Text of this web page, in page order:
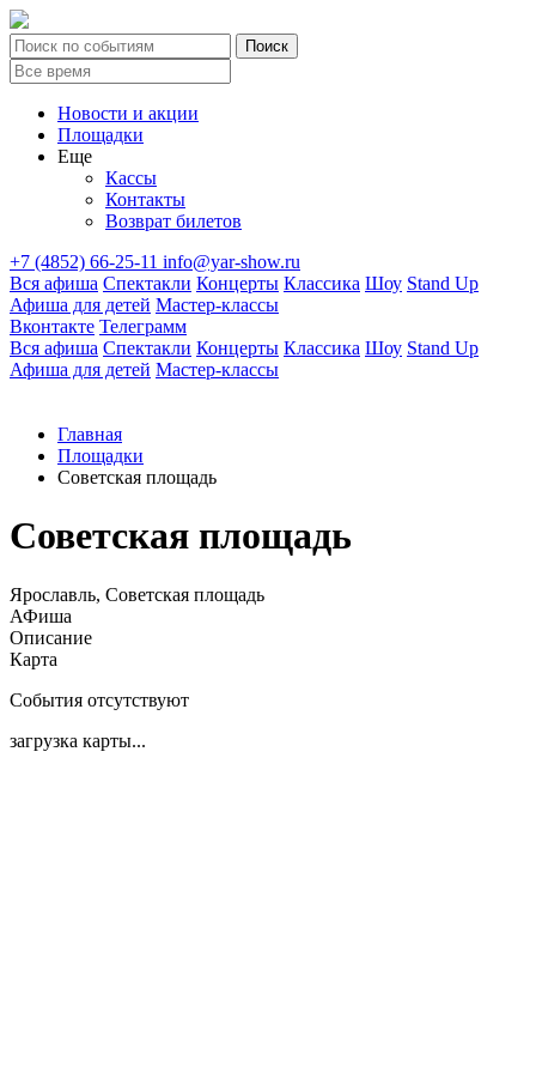
Новости и акции
Площадки
Еще
Кассы
Контакты
Возврат билетов
+7 (4852) 66-25-11 info@yar-show.ru
Вся афиша Спектакли Концерты Классика Шоу Stand Up
Афиша для детей Мастер-классы
Вконтакте Телеграмм
Вся афиша Спектакли Концерты Классика Шоу Stand Up
Афиша для детей Мастер-классы
Главная
Площадки
Советская площадь
Советская площадь
Ярославль, Советская площадь
АФиша
Описание
Карта
События отсутствуют
загрузка карты...